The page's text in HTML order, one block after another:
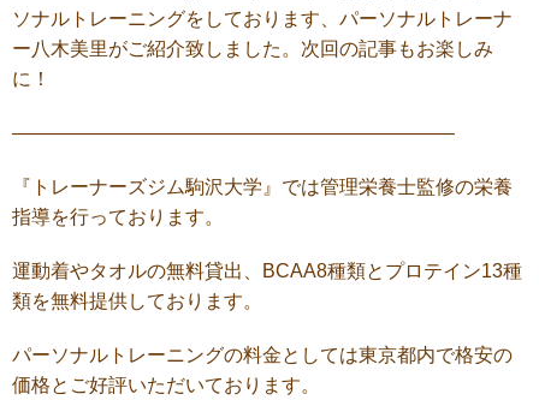
ソナルトレーニングをしております、パーソナルトレーナ
ー八木美里がご紹介致しました。次回の記事もお楽しみ
に！
———————————————————————
『トレーナーズジム駒沢大学』では管理栄養士監修の栄養
指導を行っております。
運動着やタオルの無料貸出、BCAA8種類とプロテイン13種
類を無料提供しております。
パーソナルトレーニングの料金としては東京都内で格安の
価格とご好評いただいております。